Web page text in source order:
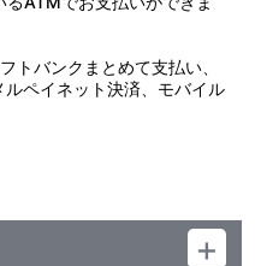
トバンクまとめて支払い、
ペイネット決済、モバイル